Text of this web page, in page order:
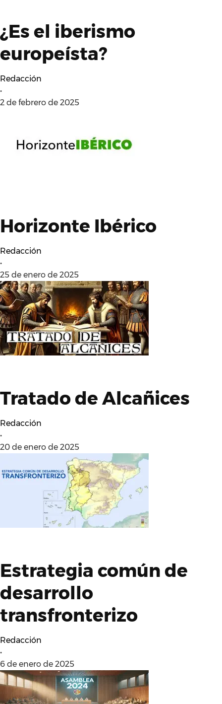
¿Es el iberismo
europeísta?
Redacción
•
2 de febrero de 2025
Horizonte Ibérico
Redacción
•
25 de enero de 2025
Tratado de Alcañices
Redacción
•
20 de enero de 2025
Estrategia común de
desarrollo
transfronterizo
Redacción
•
6 de enero de 2025